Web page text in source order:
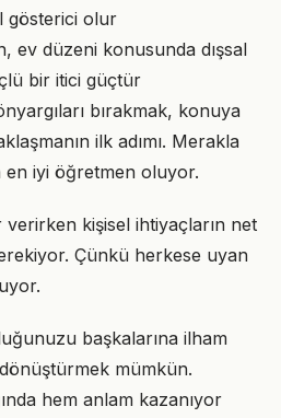
gösterici olur
ev düzeni konusunda dışsal
bir itici güçtür
bırakmak, konuya
ilk adımı. Merakla
iyi öğretmen oluyor.
kişisel ihtiyaçların net
Çünkü herkese uyan
başkalarına ilham
mümkün.
hem anlam kazanıyor